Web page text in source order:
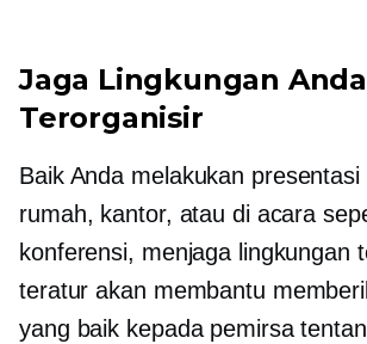
Jaga Lingkungan
Terorganisir
Baik Anda melakukan
rumah, kantor, atau di acara
konferensi, menjaga lingkungan
teratur akan membantu
yang baik kepada pemirsa